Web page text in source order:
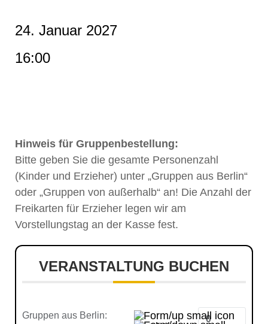
24. Januar 2027
16:00
Hinweis für Gruppenbestellung:
Bitte geben Sie die gesamte Personenzahl
(Kinder und Erzieher) unter „Gruppen aus Berlin“
oder „Gruppen von außerhalb“ an! Die Anzahl der
Freikarten für Erzieher legen wir am
Vorstellungstag an der Kasse fest.
VERANSTALTUNG BUCHEN
Gruppen aus Berlin: